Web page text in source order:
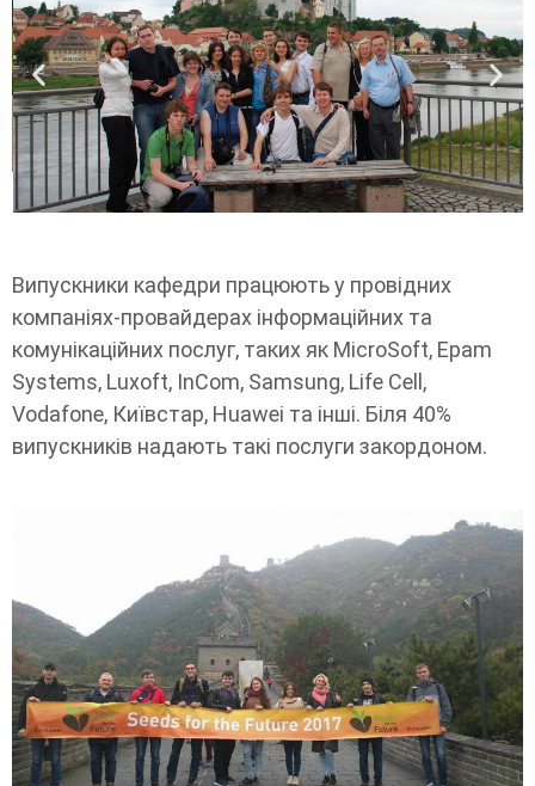
Випускники кафедри працюють у провідних
компаніях-провайдерах інформаційних та
комунікаційних послуг, таких як MicroSoft, Epam
Systems, Luxoft, InCom, Samsung, Life Cell,
Vodаfone, Київстар, Huawei та інші. Біля 40%
випускників надають такі послуги закордоном.